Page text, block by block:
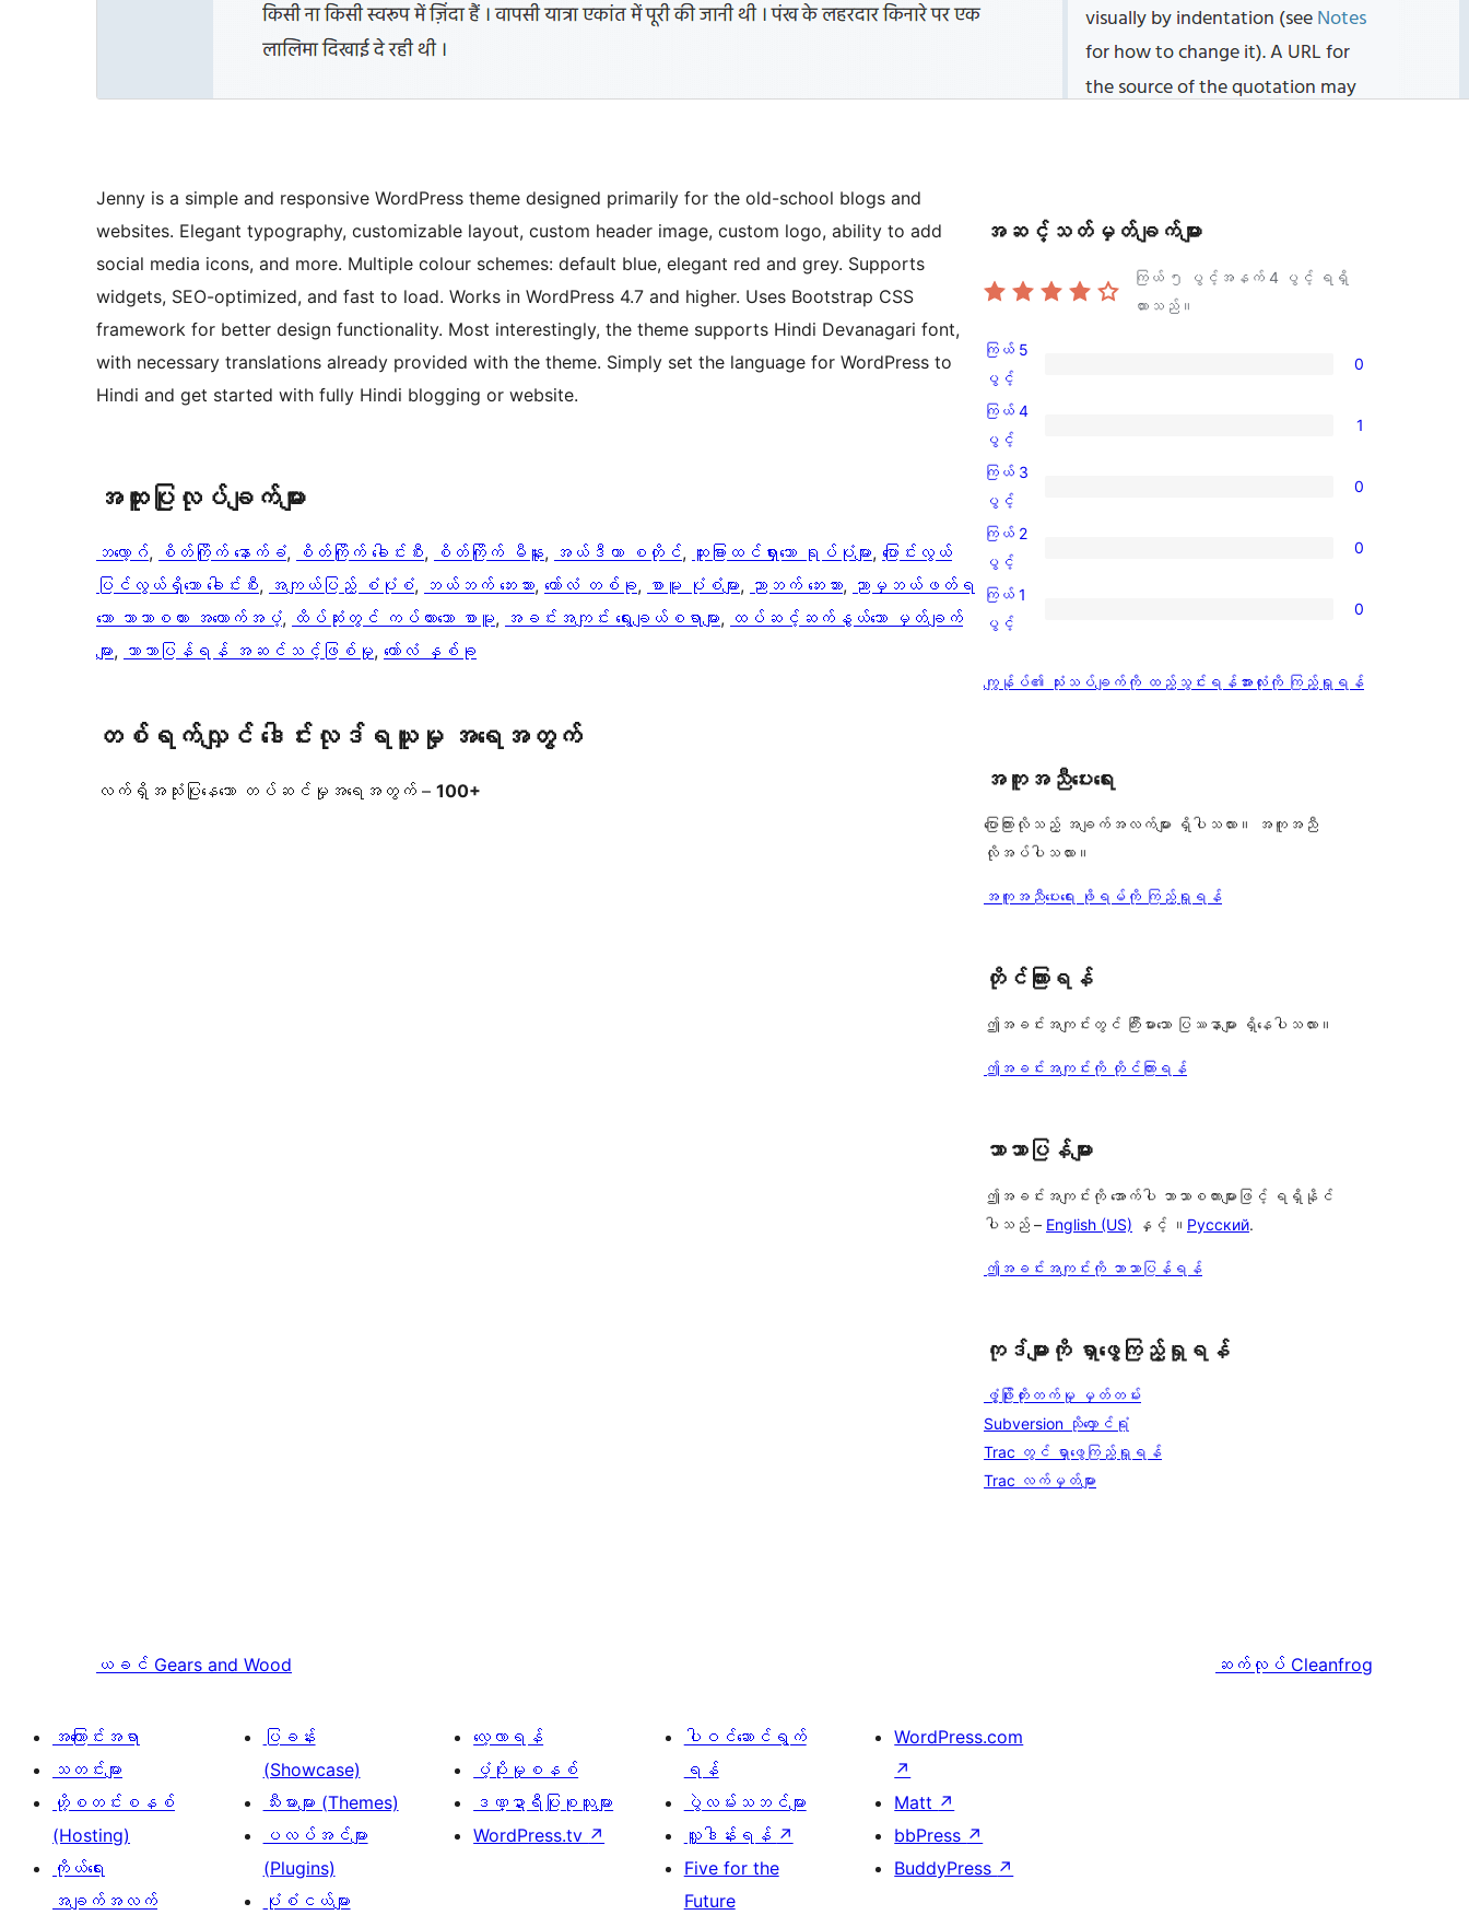
Jenny is a simple and responsive WordPress theme designed primarily for the old-school blogs and
websites. Elegant typography, customizable layout, custom header image, custom logo, ability to add
social media icons, and more. Multiple colour schemes: default blue, elegant red and grey. Supports
widgets, SEO-optimized, and fast to load. Works in WordPress 4.7 and higher. Uses Bootstrap CSS
framework for better design functionality. Most interestingly, the theme supports Hindi Devanagari font,
with necessary translations already provided with the theme. Simply set the language for WordPress to
Hindi and get started with fully Hindi blogging or website.
အ​ထူး​ပြု​လုပ်​ချက်​များ
ဘလော့ဂ်, စိတ်ကြိုက် နောက်ခံ, စိတ်ကြိုက် ခေါင်းစီး, စိတ်ကြိုက် မီနူး, အယ်ဒီတာ စတိုင်, ထူးခြားထင်ရှားသော ရုပ်ပုံများ, ပြောင်းလွယ်
ပြင်လွယ်ရှိသော ခေါင်းစီး, အကျယ်ပြည့် စံပုံစံ, ဘယ်ဘက် ဘေးဘား, ကော်လံ တစ်ခု, စာမူ ပုံစံများ, ညာဘက် ဘေးဘား, ညာမှဘယ်ဖတ်ရ
သော ဘာသာစကား အထောက်အပံ့, ထိပ်ဆုံးတွင် ကပ်ထားသော စာမူ, အခင်းအကျင်း ရွေးချယ်စရာများ, ထပ်ဆင့်ဆက်နွယ်သော မှတ်ချက်
များ, ဘာသာပြန်ရန် အဆင်သင့်ဖြစ်မှု, ကော်လံ နှစ်ခု
တစ်ရက်လျှင် ဒေါင်းလုဒ်ရယူမှု အရေအတွက်
လက်ရှိအသုံးပြုနေသော တပ်ဆင်မှုအရေအတွက် – 100+
အဆင့်သတ်မှတ်ချက်များ
ကြယ် ၅ ပွင့်အနက် 4 ပွင့် ရရှိ
ထားသည်။
ကြယ်
5
ပွင့်
အဆင့်
သုံးသပ်
0
စောင်
ကြယ် 5
ပွင့်
0
ကြယ်
4
ပွင့်
အဆင့်
သုံးသပ်
1
စောင်
ကြယ် 4
ပွင့်
1
ကြယ်
3
ပွင့်
အဆင့်
သုံးသပ်
ကြယ် 3
ပွင့်
0
ကြယ်
2
ပွင့်
သုံးသပ်
ကြယ် 2
ပွင့်
0
ကြယ်
ပွင့်
စောင်
ကြယ် 1
ပွင့်
0
ကျွန်ုပ်၏ သုံးသပ်ချက်ကို ထည့်သွင်းရန်သုံးသပ်
အားလုံးကို ကြည့်ရှုရန်
အကူအညီပေးရေး
ပြောကြားလိုသည့် အချက်အလက်များ ရှိပါသလား။ အကူအညီ
လိုအပ်ပါသလား။
အကူအညီပေးရေး ဖိုရမ်ကို ကြည့်ရှုရန်
တိုင်ကြားရန်
ဤအခင်းအကျင်းတွင် ကြီးမားသော ပြဿနာများ ရှိနေပါသလား။
ဤအခင်းအကျင်းကို တိုင်ကြားရန်
ဘာသာပြန်များ
ဤအခင်းအကျင်းကို အောက်ပါ ဘာသာစကားများဖြင့် ရရှိနိုင်
ပါသည် – English (US) နှင့် ။ Русский.
ဤအခင်းအကျင်းကို ဘာသာပြန်ရန်
ကုဒ်များကို ရှာဖွေကြည့်ရှုရန်
ဖွံ့ဖြိုးတိုးတက်မှု မှတ်တမ်း
Subversion သိုလှောင်ရုံ
Trac တွင် ရှာဖွေကြည့်ရှုရန်
Trac လက်မှတ်များ
ယခင် Gears and Wood ဆက်လုပ် Cleanfrog
အကြောင်းအရာ
သတင်းများ
ဟို့စတင်းစနစ်
(Hosting)
ကိုယ်ရေး
အချက်အလက်
ပြခန်း
(Showcase)
သီးမားများ (Themes)
ပလပ်အင်များ
(Plugins)
ပုံစံငယ်များ
လေ့လာရန်
ပံ့ပိုးမှုစနစ်
ဒဏ္ဍာရီပြုစုသူများ
WordPress.tv ↗
ပါဝင်ဆောင်ရွက်
ရန်
ပွဲလမ်းသဘင်များ
လှူဒါန်းရန် ↗
Five for the
Future
WordPress.com
↗
Matt ↗
bbPress ↗
BuddyPress ↗